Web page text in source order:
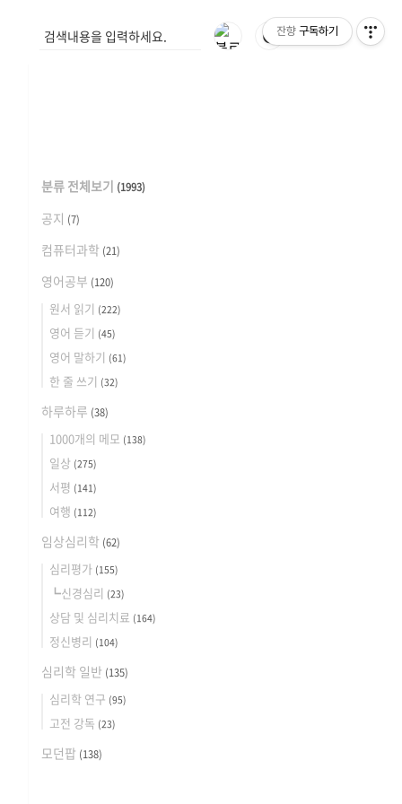
🌓
분류 전체보기 (1993)
공지 (7)
컴퓨터과학 (21)
영어공부 (120)
원서 읽기 (222)
영어 듣기 (45)
영어 말하기 (61)
한 줄 쓰기 (32)
하루하루 (38)
1000개의 메모 (138)
일상 (275)
서평 (141)
여행 (112)
임상심리학 (62)
심리평가 (155)
┗신경심리 (23)
상담 및 심리치료 (164)
정신병리 (104)
심리학 일반 (135)
심리학 연구 (95)
고전 강독 (23)
모던팝 (138)
잔향 구독하기